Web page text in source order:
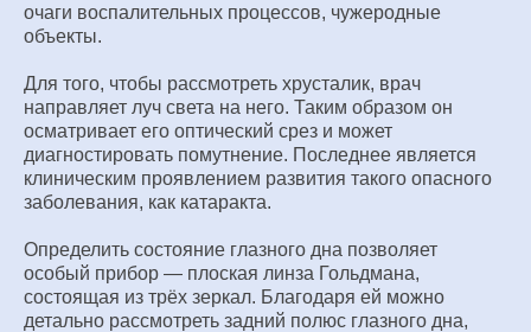
очаги воспалительных процессов, чужеродные
объекты.
Для того, чтобы рассмотреть хрусталик, врач
направляет луч света на него. Таким образом он
осматривает его оптический срез и может
диагностировать помутнение. Последнее является
клиническим проявлением развития такого опасного
заболевания, как катаракта.
Определить состояние глазного дна позволяет
особый прибор — плоская линза Гольдмана,
состоящая из трёх зеркал. Благодаря ей можно
детально рассмотреть задний полюс глазного дна,